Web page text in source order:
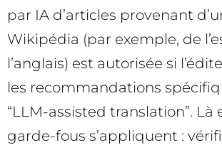
par IA d’articles provenant
Wikipédia (par exemple, de
l’anglais) est autorisée si
les recommandations
“LLM-assisted translation”. Là
garde-fous s’appliquent :